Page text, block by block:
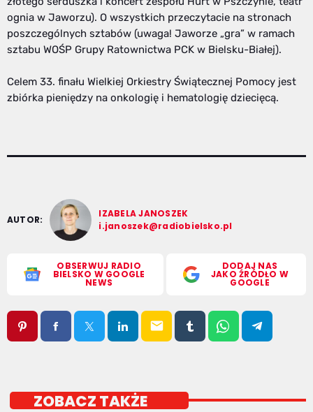
ognia w Jaworzu). O wszystkich przeczytacie na stronach
poszczególnych sztabów (uwaga! Jaworze „gra” w ramach
sztabu WOŚP Grupy Ratownictwa PCK w Bielsku-Białej).
Celem 33. finału Wielkiej Orkiestry Świątecznej Pomocy jest
zbiórka pieniędzy na onkologię i hematologię dziecięcą.
AUTOR:
IZABELA JANOSZEK
i.janoszek@radiobielsko.pl
OBSERWUJ RADIO
BIELSKO W GOOGLE
NEWS
DODAJ NAS
JAKO ŹRÓDŁO W
GOOGLE
email
ZOBACZ TAKŻE